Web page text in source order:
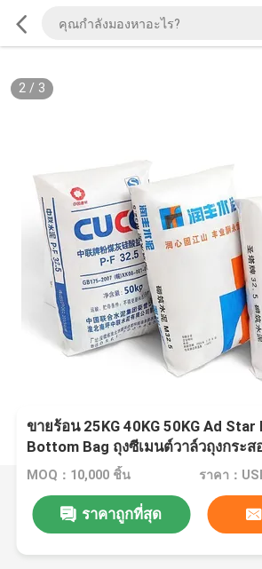
2/ 3
ขายร้อน 25KG 40KG 50KG Ad
Bottom Bag ถุงซีเมนต์วาล์วถุงกระ
MOQ：10,000 ชิ้น
ราคาถูกที่สุด